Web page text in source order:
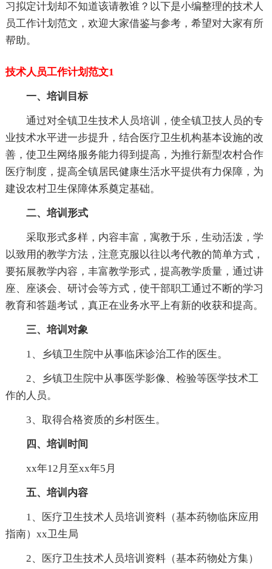
习拟定计划却不知道该请教谁？以下是小编整理的技术人
员工作计划范文，欢迎大家借鉴与参考，希望对大家有所
帮助。
技术人员工作计划范文1
一、培训目标
通过对全镇卫生技术人员培训，使全镇卫技人员的专
业技术水平进一步提升，结合医疗卫生机构基本设施的改
善，使卫生网络服务能力得到提高，为推行新型农村合作
医疗制度，提高全镇居民健康生活水平提供有力保障，为
建设农村卫生保障体系奠定基础。
二、培训形式
采取形式多样，内容丰富，寓教于乐，生动活泼，学
以致用的教学方法，注意克服以往以考代教的简单方式，
要拓展教学内容，丰富教学形式，提高教学质量，通过讲
座、座谈会、研讨会等方式，使干部职工通过不断的学习
教育和答题考试，真正在业务水平上有新的收获和提高。
三、培训对象
1、乡镇卫生院中从事临床诊治工作的医生。
2、乡镇卫生院中从事医学影像、检验等医学技术工
作的人员。
3、取得合格资质的乡村医生。
四、培训时间
xx年12月至xx年5月
五、培训内容
1、医疗卫生技术人员培训资料（基本药物临床应用
指南）xx卫生局
2、医疗卫生技术人员培训资料（基本药物处方集）